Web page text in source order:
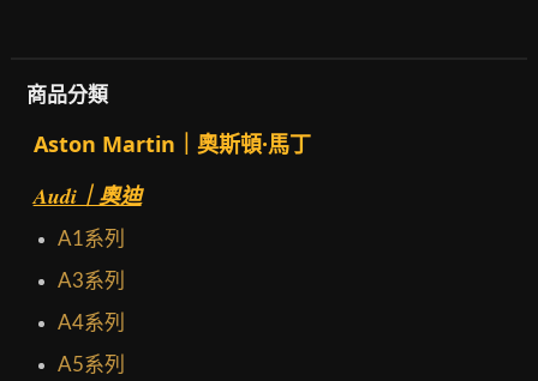
商品分類
Aston Martin｜奧斯頓·馬丁
Audi｜奧迪
A1系列
A3系列
A4系列
A5系列